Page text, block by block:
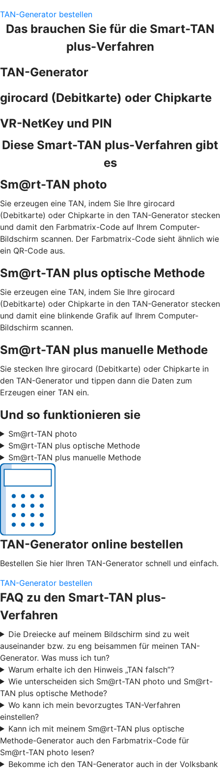
TAN-Generator bestellen
Das brauchen Sie für die Smart-TAN
plus-Verfahren
TAN-Generator
girocard (Debitkarte) oder Chipkarte
VR-NetKey und PIN
Diese Smart-TAN plus-Verfahren gibt
es
Sm@rt-TAN photo
Sie erzeugen eine TAN, indem Sie Ihre girocard
(Debitkarte) oder Chipkarte in den TAN-Generator stecken
und damit den Farbmatrix-Code auf Ihrem Computer-
Bildschirm scannen. Der Farbmatrix-Code sieht ähnlich wie
ein QR-Code aus.
Sm@rt-TAN plus optische Methode
Sie erzeugen eine TAN, indem Sie Ihre girocard
(Debitkarte) oder Chipkarte in den TAN-Generator stecken
und damit eine blinkende Grafik auf Ihrem Computer-
Bildschirm scannen.
Sm@rt-TAN plus manuelle Methode
Sie stecken Ihre girocard (Debitkarte) oder Chipkarte in
den TAN-Generator und tippen dann die Daten zum
Erzeugen einer TAN ein.
Und so funktionieren sie
Sm@rt-TAN photo
Sm@rt-TAN plus optische Methode
Sm@rt-TAN plus manuelle Methode
TAN-Generator online bestellen
Bestellen Sie hier Ihren TAN-Generator schnell und einfach.
TAN-Generator bestellen
FAQ zu den Smart-TAN plus-
Verfahren
Die Dreiecke auf meinem Bildschirm sind zu weit
auseinander bzw. zu eng beisammen für meinen TAN-
Generator. Was muss ich tun?
Warum erhalte ich den Hinweis „TAN falsch”?
Wie unterscheiden sich Sm@rt-TAN photo und Sm@rt-
TAN plus optische Methode?
Wo kann ich mein bevorzugtes TAN-Verfahren
einstellen?
Kann ich mit meinem Sm@rt-TAN plus optische
Methode-Generator auch den Farbmatrix-Code für
Sm@rt-TAN photo lesen?
Bekomme ich den TAN-Generator auch in der Volksbank